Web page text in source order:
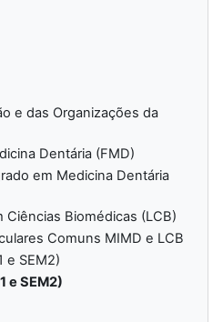
e das Organizações da
Dentária (FMD)
em Medicina Dentária
Ciências Biomédicas (LCB)
Comuns MIMD e LCB
e SEM2)
e SEM2)